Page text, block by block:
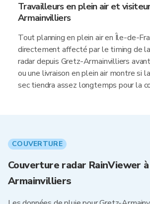
Travailleurs en plein air et
Armainvilliers
Tout planning en plein air en Île-de-
directement affecté par le timing de
radar depuis Gretz-Armainvilliers
ou une livraison en plein air montre si
sec tiendra assez longtemps pour la
COUVERTURE
Couverture radar RainViewer
Armainvilliers